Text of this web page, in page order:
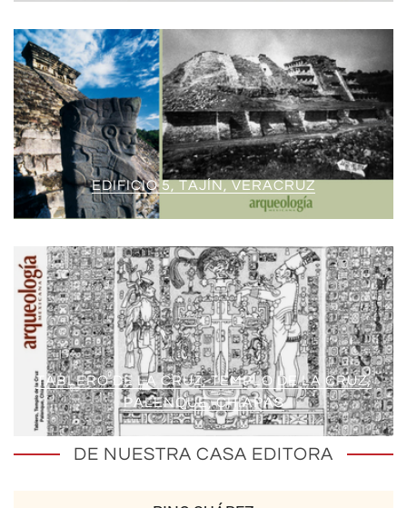
EDIFICIO 5, TAJÍN, VERACRUZ
TABLERO DE LA CRUZ, TEMPLO DE LA CRUZ,
PALENQUE, CHIAPAS
DE NUESTRA CASA EDITORA